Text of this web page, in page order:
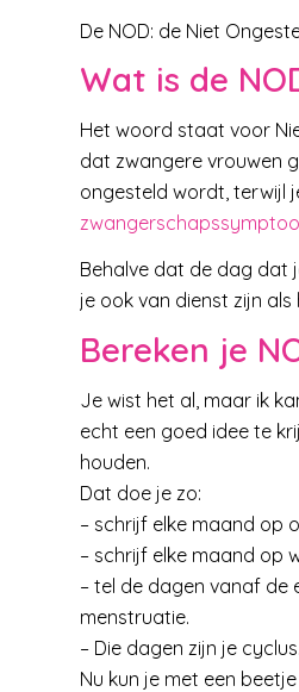
De NOD: de Niet
Wat is de
Het woord staat voor
dat zwangere vrouwen
ongesteld wordt, terwijl
Behalve dat de dag dat
je ook van dienst zijn
Bereken je
Je wist het al, maar ik
echt een goed idee te
houden.
Dat doe je zo:
– schrijf elke maand op
– schrijf elke maand op
– tel de dagen vanaf
menstruatie.
– Die dagen zijn je cyclus.
Nu kun je met een